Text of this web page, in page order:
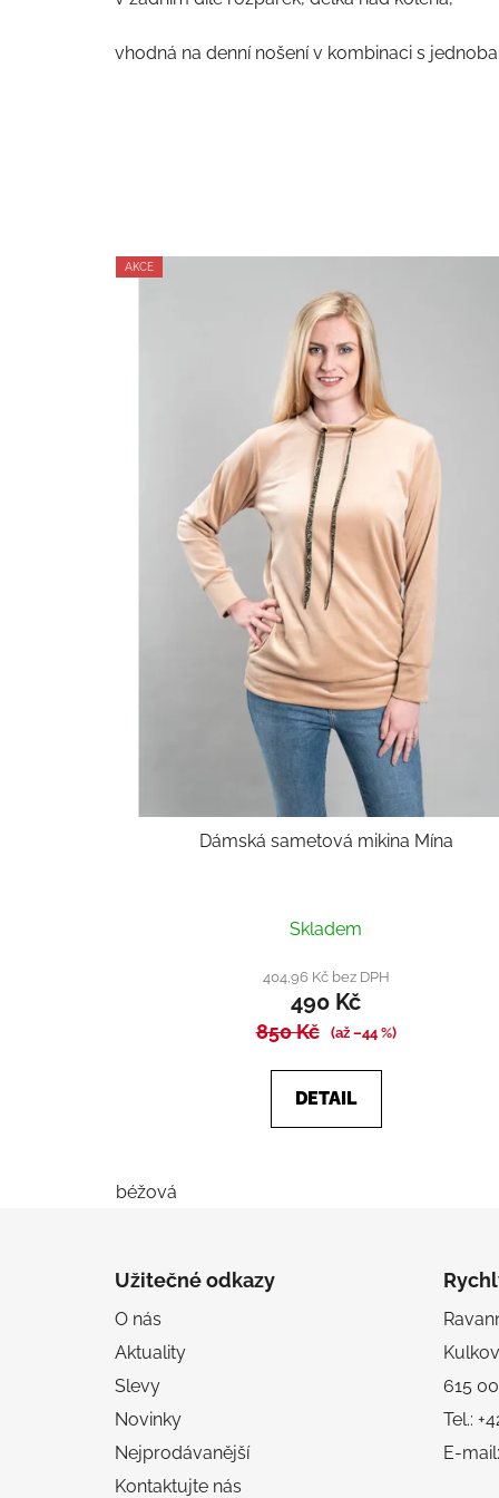
vhodná na denní nošení v kombinaci s
AKCE
Dámská sametová mikina Mína
Skladem
404,96 Kč bez DPH
490 Kč
850 Kč (až –44 %)
DETAIL
béžová
Užitečné odkazy
O nás
Aktuality
Slevy
Novinky
Nejprodávanější
Kontaktujte nás
615
Tel.:
E-